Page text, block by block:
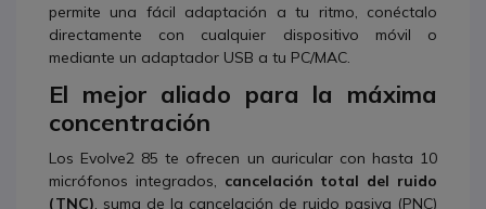
permite una fácil adaptación a tu ritmo, conéctalo
directamente con cualquier dispositivo móvil o
mediante un adaptador USB a tu PC/MAC.
El mejor aliado para la máxima
concentración
Los Evolve2 85 te ofrecen un auricular con hasta 10
micrófonos integrados, cancelación total del ruido
(TNC) , suma de la cancelación de ruido pasiva (PNC)